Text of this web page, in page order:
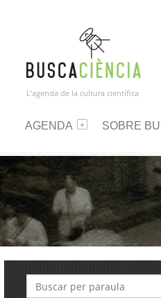
L’agenda de la cultura científica
AGENDA SOBRE